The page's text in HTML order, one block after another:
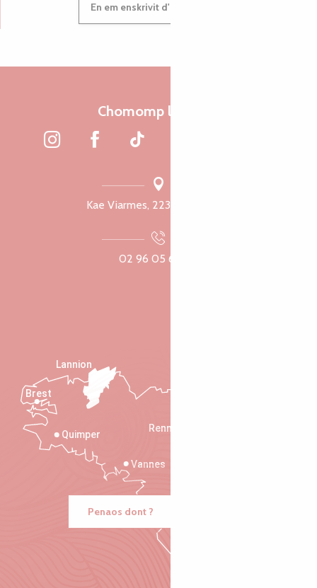
En em enskrivit d'hor c'heleier
Chomomp liammet
Kae Viarmes, 22300 Lannuon
02 96 05 60 70
Rennes
Vannes
Quimper
Lannion
Brest
Penaos dont ?